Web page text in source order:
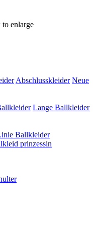
enlarge
Abschlusskleider Neue
Lange Ballkleider
Ballkleider
prinzessin